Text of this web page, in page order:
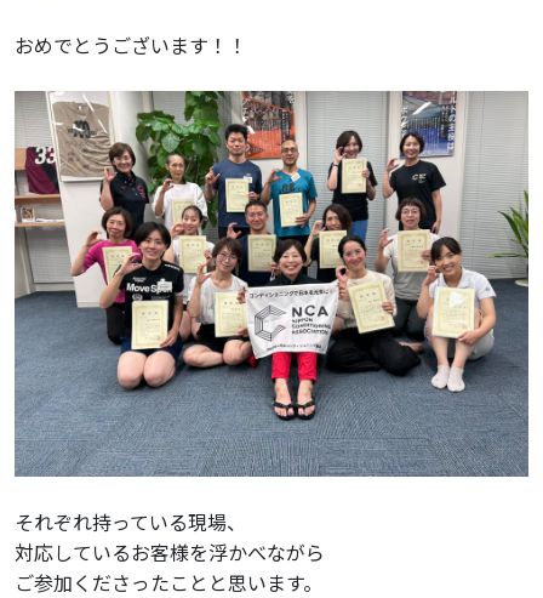
おめでとうございます！！
それぞれ持っている現場、
対応しているお客様を浮かべながら
ご参加くださったことと思います。